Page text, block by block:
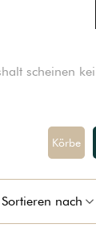
scheinen
Körbe
Sortieren nach